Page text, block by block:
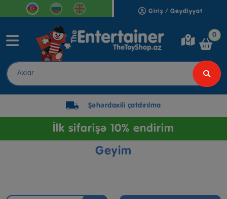
Giriş / Qeydiyyat
0
Şəhərdaxili çatdırılma
İlk sifarişə 10% endirim
Geyim